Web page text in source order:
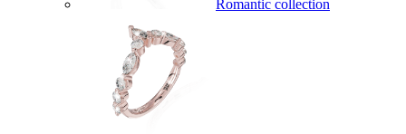
Romantic collection